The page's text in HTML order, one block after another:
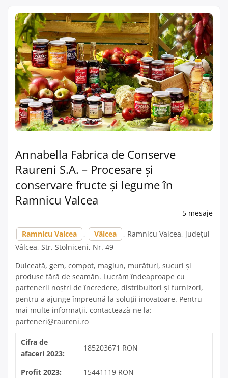
Annabella Fabrica de Conserve
Raureni S.A. – Procesare și
conservare fructe și legume în
Ramnicu Valcea
5 mesaje
Ramnicu Valcea , Vâlcea
, Ramnicu Valcea, județul
Vâlcea, Str. Stolniceni, Nr. 49
Dulceață, gem, compot, magiun, murături, sucuri și
produse fără de seamăn. Lucrăm îndeaproape cu
partenerii noştri de încredere, distribuitori şi furnizori,
pentru a ajunge împreună la soluţii inovatoare. Pentru
mai multe informații, contactează-ne la:
parteneri@raureni.ro
Cifra de
afaceri 2023:
185203671 RON
Profit 2023:
15441119 RON